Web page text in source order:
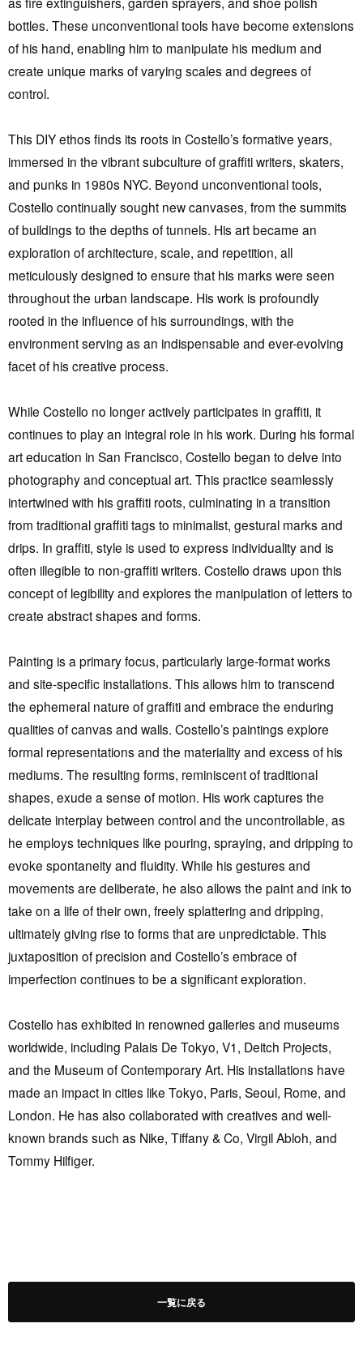
bottles. These unconventional tools have become extensions
of his hand, enabling him to manipulate his medium and
create unique marks of varying scales and degrees of
control.
This DIY ethos finds its roots in Costello’s formative years,
immersed in the vibrant subculture of graffiti writers, skaters,
and punks in 1980s NYC. Beyond unconventional tools,
Costello continually sought new canvases, from the summits
of buildings to the depths of tunnels. His art became an
exploration of architecture, scale, and repetition, all
meticulously designed to ensure that his marks were seen
throughout the urban landscape. His work is profoundly
rooted in the influence of his surroundings, with the
environment serving as an indispensable and ever-evolving
facet of his creative process.
While Costello no longer actively participates in graffiti, it
continues to play an integral role in his work. During his formal
art education in San Francisco, Costello began to delve into
photography and conceptual art. This practice seamlessly
intertwined with his graffiti roots, culminating in a transition
from traditional graffiti tags to minimalist, gestural marks and
drips. In graffiti, style is used to express individuality and is
often illegible to non-graffiti writers. Costello draws upon this
concept of legibility and explores the manipulation of letters to
create abstract shapes and forms.
Painting is a primary focus, particularly large-format works
and site-specific installations. This allows him to transcend
the ephemeral nature of graffiti and embrace the enduring
qualities of canvas and walls. Costello’s paintings explore
formal representations and the materiality and excess of his
mediums. The resulting forms, reminiscent of traditional
shapes, exude a sense of motion. His work captures the
delicate interplay between control and the uncontrollable, as
he employs techniques like pouring, spraying, and dripping to
evoke spontaneity and fluidity. While his gestures and
movements are deliberate, he also allows the paint and ink to
take on a life of their own, freely splattering and dripping,
ultimately giving rise to forms that are unpredictable. This
juxtaposition of precision and Costello’s embrace of
imperfection continues to be a significant exploration.
Costello has exhibited in renowned galleries and museums
worldwide, including Palais De Tokyo, V1, Deitch Projects,
and the Museum of Contemporary Art. His installations have
made an impact in cities like Tokyo, Paris, Seoul, Rome, and
London. He has also collaborated with creatives and well-
known brands such as Nike, Tiffany & Co, Virgil Abloh, and
Tommy Hilfiger.
一覧に戻る